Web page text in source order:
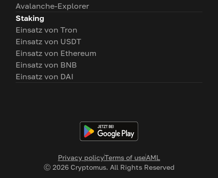
Privacy policyTerms of useAML
Ⓒ 2026Cryptomus. All Rights Reserved
Avalanche-Explorer
Staking
Einsatz von Tron
Einsatz von USDT
Einsatz von Ethereum
Einsatz von BNB
Einsatz von DAI